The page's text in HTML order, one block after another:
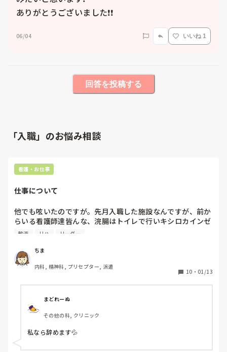
ありがとうございました❗️❗️
06/04 いいね 1
回答を投稿する
「入職」のお悩み相談
看護・お仕事
仕事について
他でも呟いたのですが。先月入職した施設なんですが、前か
らいる看護師達皆んな、浣腸はトイレで行いキシロカインゼ
リーも必ず使います。また、嘱託医も謎に座薬は嫌いで必ず
ですが、以前に若い子にクリニックが休みの日は注射はしな
いと決めたのに、実施してしまったのですが、利用者さん、
リハさん達の前で大声で叱責します。メモを取ろうとすると
たのに、脱水だろうからもう１本追加してと言われました。
タンミですが、ちょっとですよね。
やはり早く辞めた方が良いかな
輸液 リハ リーダー
ちま
内科, 精神科, プリセプター, 派遣
10 ・ 01/13
まどれーぬ
その他の科, クリニック
私なら辞めます💦